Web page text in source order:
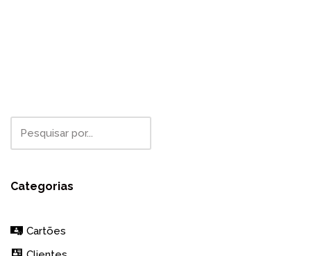
Categorias
Cartões